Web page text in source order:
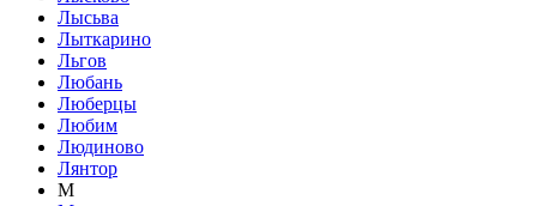
Лысьва
Лыткарино
Льгов
Любань
Люберцы
Любим
Людиново
Лянтор
М